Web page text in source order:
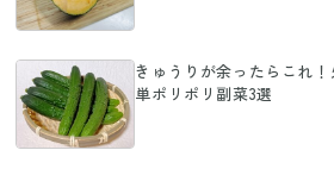
きゅうりが余ったらこれ
単ポリポリ副菜3選